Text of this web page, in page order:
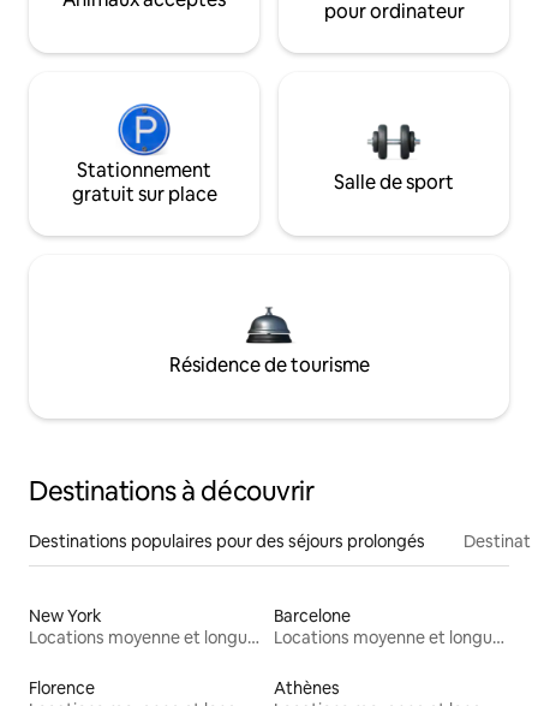
pour ordinateur
Stationnement
gratuit sur place
Salle de sport
Résidence de tourisme
Destinations à découvrir
Destinations populaires pour des séjours prolongés
New York
Locations moyenne et longue durée
Barcelone
Locations moyenne et longue durée
Florence
Athènes